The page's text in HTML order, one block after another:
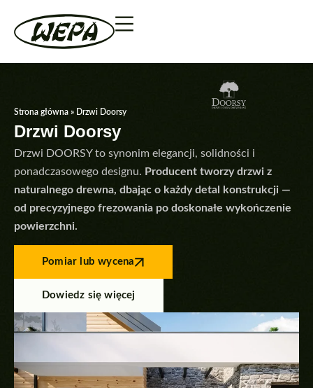
Strona główna » Drzwi Doorsy
Drzwi Doorsy
Drzwi DOORSY to synonim elegancji, solidności i
ponadczasowego designu. Producent tworzy drzwi z
naturalnego drewna, dbając o każdy detal konstrukcji —
od precyzyjnego frezowania po doskonałe wykończenie
powierzchni.
Dowiedz się więcej
Pomiar lub wycena